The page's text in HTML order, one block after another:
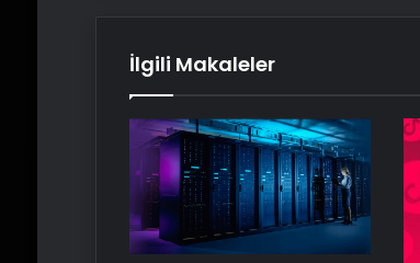
İlgili Makaleler